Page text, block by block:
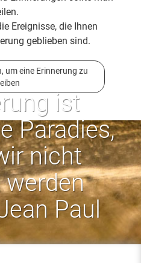
Ereignisse, die Ihnen
geblieben sind.
um eine Erinnerung zu
ist
Paradies,
nicht
Paul